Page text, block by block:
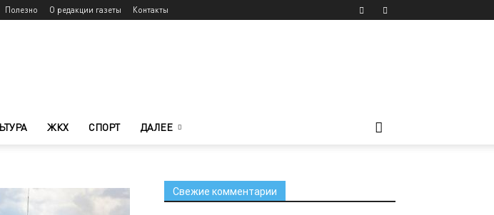
Полезно О редакции газеты Контакты
ЖКХ СПОРТ ДАЛЕЕ
Свежие комментарии